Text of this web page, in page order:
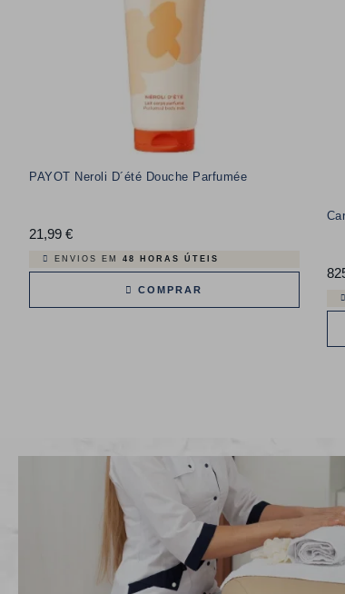
PAYOT Neroli D´été Douche Parfumée
21,99 €Preço
ENVIOS EM 48 HORAS ÚTEIS
COMPRAR